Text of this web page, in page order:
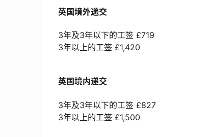
英国境外递交
3年及3年以下的工签 £719
3年以上的工签 £1,420
英国境内递交
3年及3年以下的工签 £827
3年以上的工签 £1,500